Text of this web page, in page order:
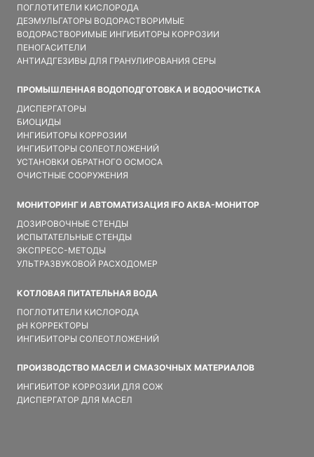
ПОГЛОТИТЕЛИ КИСЛОРОДА
ДЕЭМУЛЬГАТОРЫ ВОДОРАСТВОРИМЫЕ
ВОДОРАСТВОРИМЫЕ ИНГИБИТОРЫ КОРРОЗИИ
ПЕНОГАСИТЕЛИ
АНТИАДГЕЗИВЫ ДЛЯ ГРАНУЛИРОВАНИЯ СЕРЫ
ПРОМЫШЛЕННАЯ ВОДОПОДГОТОВКА И ВОДООЧИСТКА
ДИСПЕРГАТОРЫ
БИОЦИДЫ
ИНГИБИТОРЫ КОРРОЗИИ
ИНГИБИТОРЫ СОЛЕОТЛОЖЕНИЙ
УСТАНОВКИ ОБРАТНОГО ОСМОСА
ОЧИСТНЫЕ СООРУЖЕНИЯ
МОНИТОРИНГ И АВТОМАТИЗАЦИЯ IFO АКВА-МОНИТОР
ДОЗИРОВОЧНЫЕ СТЕНДЫ
ИСПЫТАТЕЛЬНЫЕ СТЕНДЫ
ЭКСПРЕСС-МЕТОДЫ
УЛЬТРАЗВУКОВОЙ РАСХОДОМЕР
КОТЛОВАЯ ПИТАТЕЛЬНАЯ ВОДА
ПОГЛОТИТЕЛИ КИСЛОРОДА
pH КОРРЕКТОРЫ
ИНГИБИТОРЫ СОЛЕОТЛОЖЕНИЙ
ПРОИЗВОДСТВО МАСЕЛ И СМАЗОЧНЫХ МАТЕРИАЛОВ
ИНГИБИТОР КОРРОЗИИ ДЛЯ СОЖ
ДИСПЕРГАТОР ДЛЯ МАСЕЛ